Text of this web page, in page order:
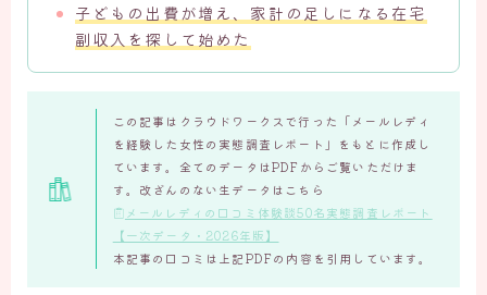
子どもの出費が増え、家計の足しになる在宅
副収入を探して始めた
この記事はクラウドワークスで行った「メールレディ
を経験した女性の実態調査レポート」をもとに作成し
ています。全てのデータはPDFからご覧いただけま
す。改ざんのない生データはこちら
メールレディの口コミ体験談50名実態調査レポート
【一次データ・2026年版】
本記事の口コミは上記PDFの内容を引用しています。